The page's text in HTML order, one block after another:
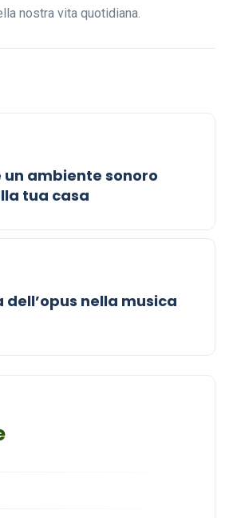
nostra vita quotidiana.
un ambiente sonoro
tua casa
dell’opus nella musica